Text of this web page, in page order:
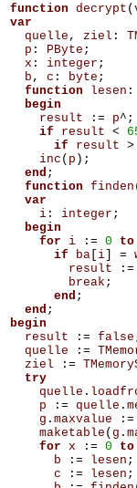
function decrypt (
var
quelle , ziel :
p : PByte ;
x : integer ;
b , c : byte ;
function
lesen :
begin
result
:= p^;
if
result <
if
result >
inc ( p );
end ;
function finden
var
i : integer ;
begin
for
i := 0 to
if
ba i =
result
:=
break ;
end ;
end ;
begin
result
:= false
quelle
:=
ziel
:=
try
quelle .
p
:= quelle .
g . maxvalue :=
maketable ( g .
for x := 0 to
b
:= lesen ;
c
:= lesen ;